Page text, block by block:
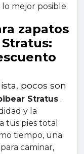
mejor posible.
zapatos
pocos son
Stratus .
y la
tus pies total
tiempo, una
caminar,